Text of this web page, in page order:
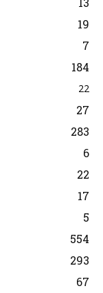
19
7
184
22
27
283
6
22
17
5
554
293
67